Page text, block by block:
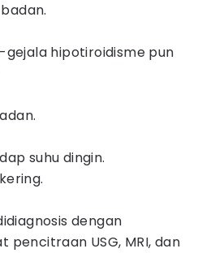
gejala hipotiroidisme pun
suhu dingin.
dengan
pencitraan USG, MRI, dan